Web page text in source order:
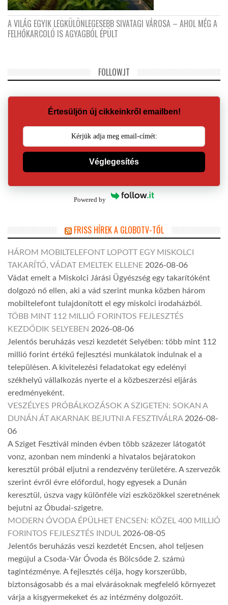
A VILÁG EGYIK LEGKÜLÖNLEGESEBB SIVATAGI VÁROSA – AHOL MÉG A
FELHŐKARCOLÓ IS AGYAGBÓL ÉPÜLT
FOLLOW.IT
Értesüljön új cikkeinkről emailben!
Véglegesítés
Powered by
FRISS HÍREK A GLOBOTV-TŐL
HÁROM MOBILTELEFONT LOPOTT EGY MISKOLCI
TAKARÍTÓ, VÁDAT EMELTEK ELLENE 2026-08-06
Vádat emelt a Miskolci Járási Ügyészség egy takarítóként
dolgozó nő ellen, aki a vád szerint munka közben három
mobiltelefont tulajdonított el egy miskolci irodaházból.
TÖBB MINT 112 MILLIÓ FORINTOS FEJLESZTÉS
KEZDŐDIK SELYEBEN 2026-08-06
Jelentős beruházás veszi kezdetét Selyében: több mint 112
millió forint értékű fejlesztési munkálatok indulnak el a
településen. A kivitelezési feladatokat egy edelényi
székhelyű vállalkozás nyerte el a közbeszerzési eljárás
eredményeként.
VESZÉLYES PRÓBÁLKOZÁSOK A SZIGETEN: SOKAN A
DUNÁN ÁT AKARNAK BEJUTNI A FESZTIVÁLRA 2026-08-
06
A Sziget Fesztivál minden évben több százezer látogatót
vonz, azonban nem mindenki a hivatalos bejáratokon
keresztül próbál eljutni a rendezvény területére. A szervezők
szerint évről évre előfordul, hogy egyesek a Dunán
keresztül, úszva vagy különféle vízi eszközökkel szeretnének
bejutni az Óbudai-szigetre.
MODERN ÓVODA ÉPÜLHET ENCSEN: KÖZEL 400 MILLIÓ
FORINTOS FEJLESZTÉS INDUL 2026-08-05
Jelentős beruházás veszi kezdetét Encsen, ahol teljesen
megújul a Csoda-Vár Óvoda és Bölcsőde 2. számú
tagintézménye. A fejlesztés célja, hogy korszerűbb,
biztonságosabb és a mai elvárásoknak megfelelő környezet
várja a kisgyermekeket és az intézmény dolgozóit.